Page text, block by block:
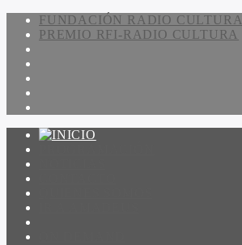
FUNDACIÓN RADIO CULTURA
PREMIO RFI-RADIO CULTURA